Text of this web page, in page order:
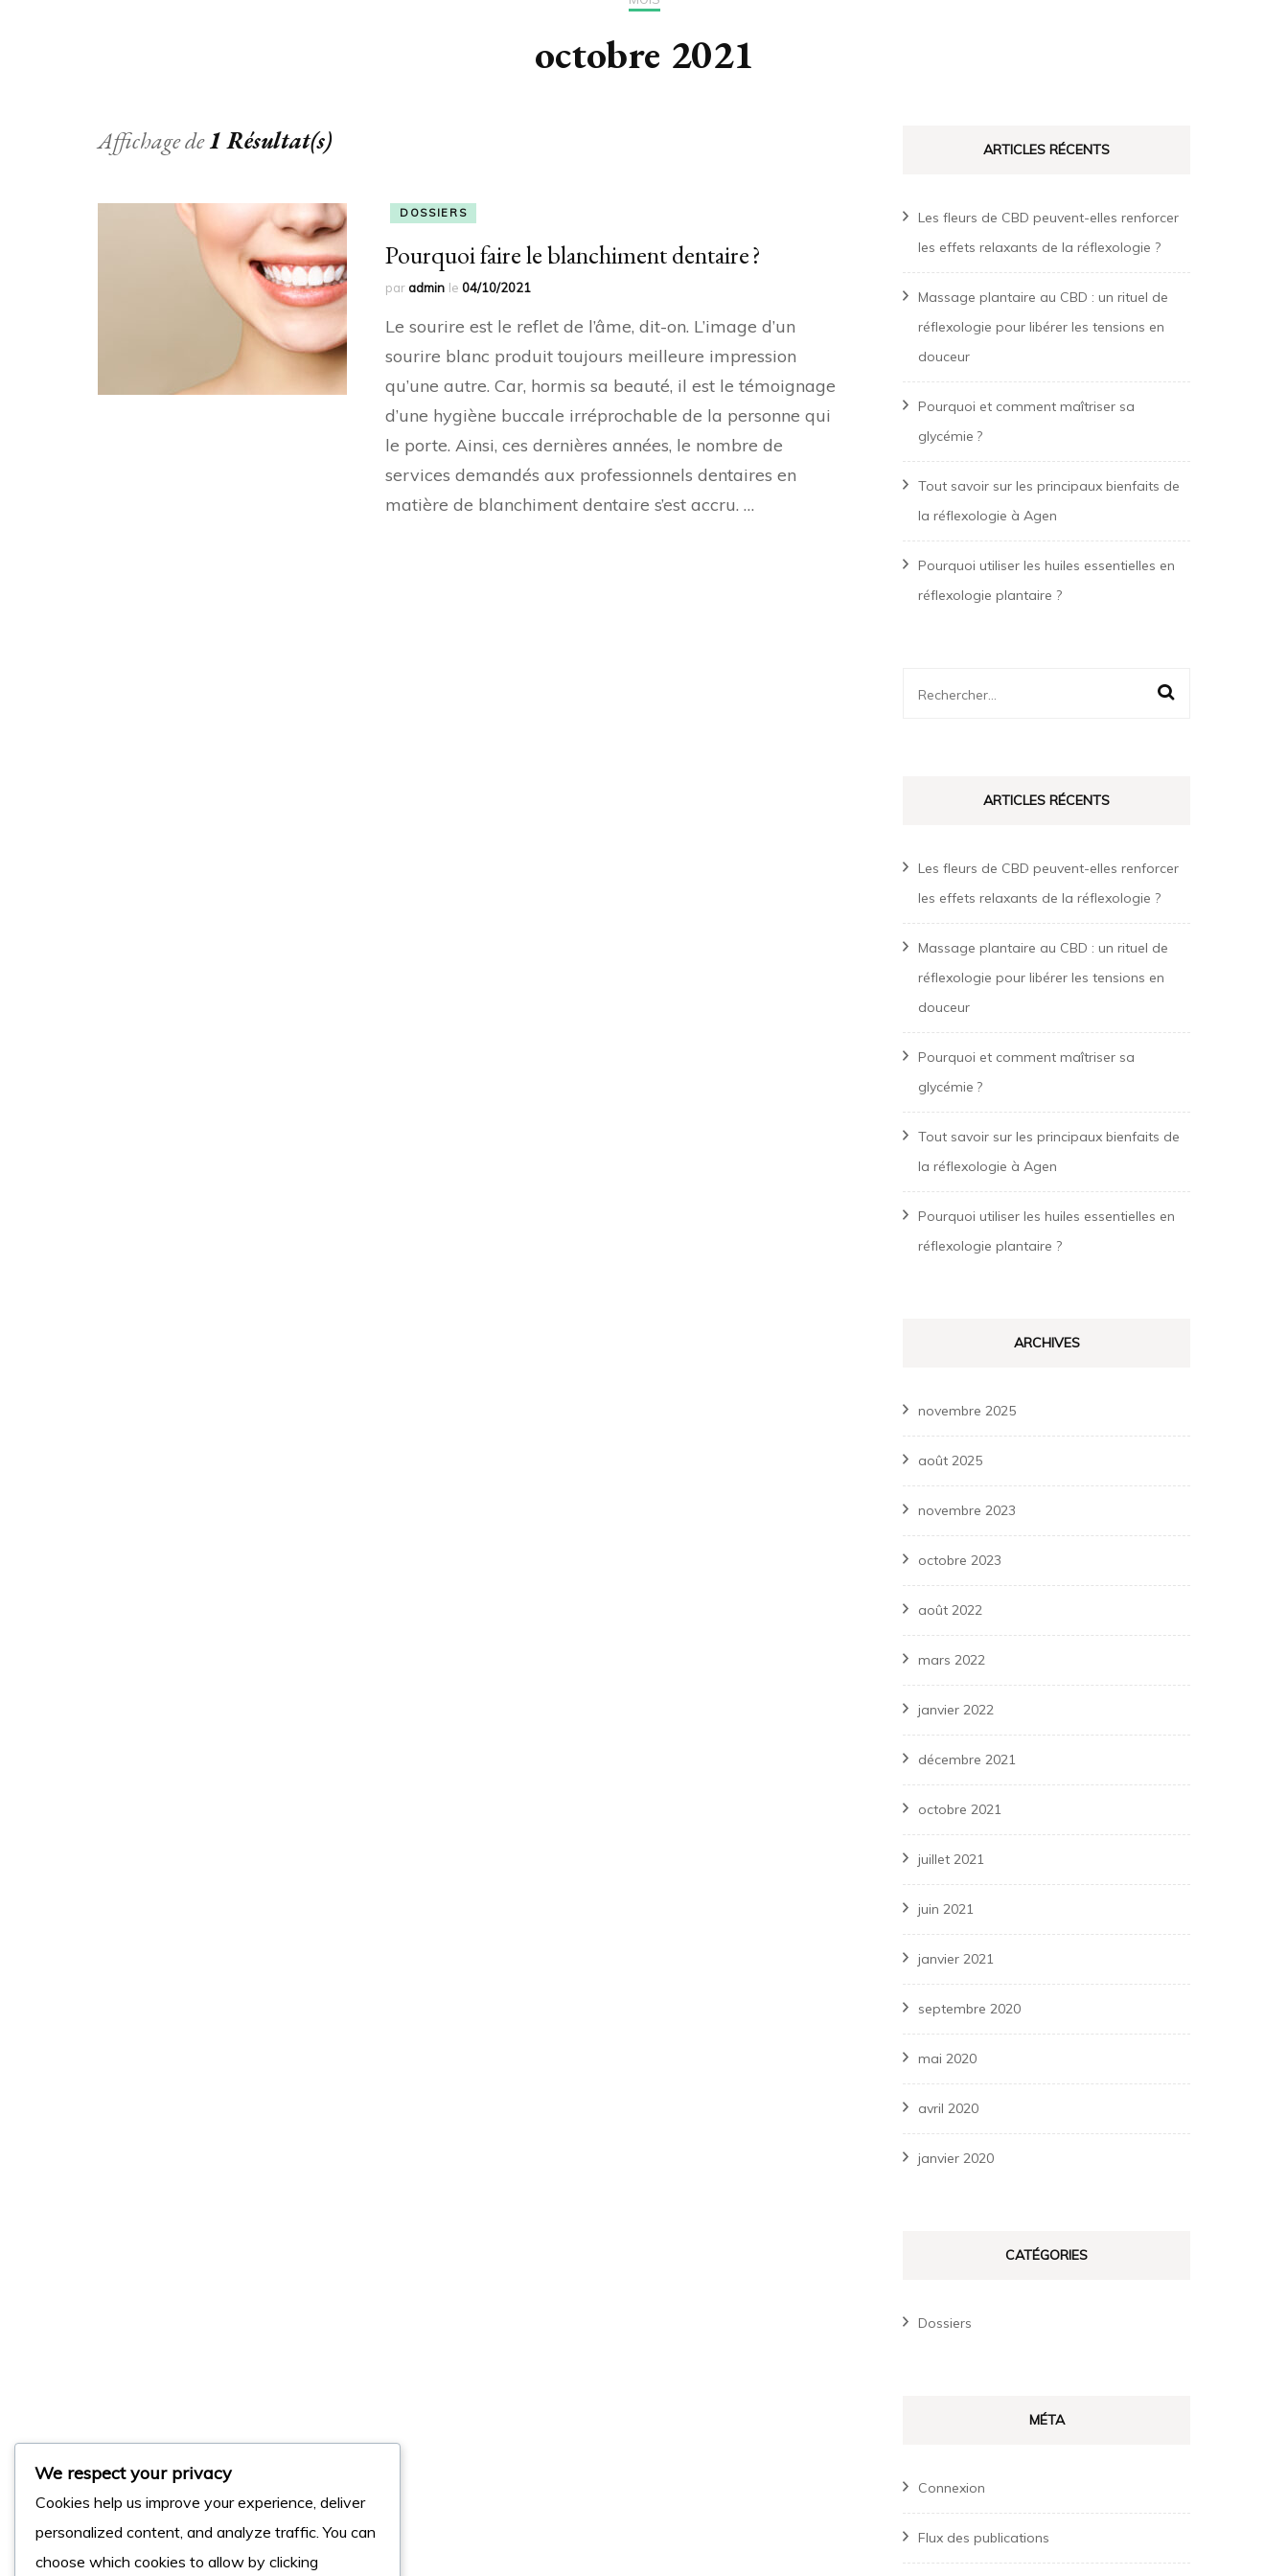
octobre 2021
Affichage de1 Résultat(s)
DOSSIERS
Pourquoi faire le blanchiment dentaire ?
paradmin le 04/10/2021
Le sourire est le reflet de l’âme, dit-on. L’image d’un
sourire blanc produit toujours meilleure impression
qu’une autre. Car, hormis sa beauté, il est le témoignage
d’une hygiène buccale irréprochable de la personne qui
le porte. Ainsi, ces dernières années, le nombre de
services demandés aux professionnels dentaires en
matière de blanchiment dentaire s’est accru. …
ARTICLES RÉCENTS
Les fleurs de CBD peuvent-elles renforcer
les effets relaxants de la réflexologie ?
Massage plantaire au CBD : un rituel de
réflexologie pour libérer les tensions en
douceur
Pourquoi et comment maîtriser sa
glycémie ?
Tout savoir sur les principaux bienfaits de
la réflexologie à Agen
Pourquoi utiliser les huiles essentielles en
réflexologie plantaire ?
Rechercher :
ARTICLES RÉCENTS
Les fleurs de CBD peuvent-elles renforcer
les effets relaxants de la réflexologie ?
Massage plantaire au CBD : un rituel de
réflexologie pour libérer les tensions en
douceur
Pourquoi et comment maîtriser sa
glycémie ?
Tout savoir sur les principaux bienfaits de
la réflexologie à Agen
Pourquoi utiliser les huiles essentielles en
réflexologie plantaire ?
ARCHIVES
novembre 2025
août 2025
novembre 2023
octobre 2023
août 2022
mars 2022
janvier 2022
décembre 2021
octobre 2021
juillet 2021
juin 2021
janvier 2021
septembre 2020
mai 2020
avril 2020
janvier 2020
CATÉGORIES
Dossiers
MÉTA
Connexion
Flux des publications
We respect your privacy
Cookies help us improve your experience, deliver
personalized content, and analyze traffic. You can
choose which cookies to allow by clicking